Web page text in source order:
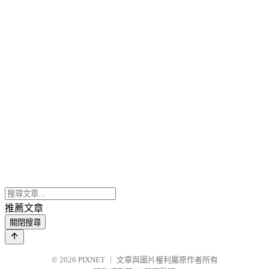
推薦文章
關閉搜尋
© 2026 PIXNET
文章與圖片權利屬原作者所有